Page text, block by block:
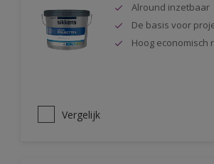
Alround inzetbaar
De basis voor
Hoog economisch
Vergelijk